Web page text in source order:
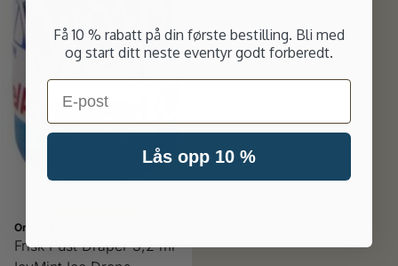
Oralabs
Frisk Pust Dråper 3,2 ml
Få 10 % rabatt på din første bestilling. Bli med
og start ditt neste eventyr godt forberedt.
Email
Lås opp 10 %